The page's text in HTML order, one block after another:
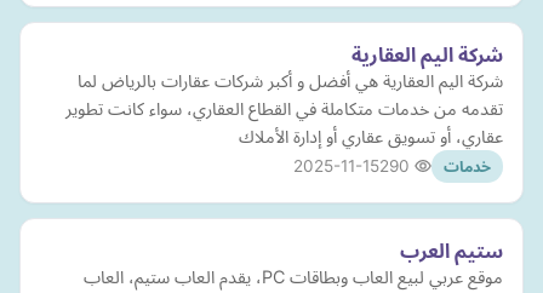
شركة اليم العقارية
شركة اليم العقارية هي أفضل و أكبر شركات عقارات بالرياض لما
تقدمه من خدمات متكاملة في القطاع العقاري، سواء كانت تطوير
عقاري، أو تسويق عقاري أو إدارة الأملاك
خدمات 2025-11-15
ستيم العرب
موقع عربي لبيع العاب وبطاقات PC، يقدم العاب ستيم، العاب